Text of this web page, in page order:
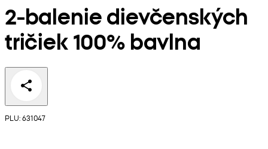
2-balenie dievčenských
tričiek 100% bavlna
PLU: 631047